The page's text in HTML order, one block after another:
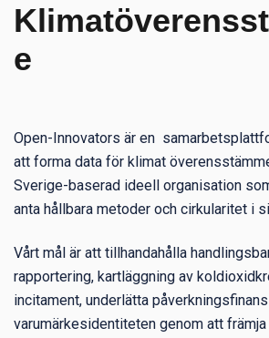
e
Open-Innovators är en
att forma data för klimat
Sverige-baserad ideell organisation
anta hållbara metoder och cirkularitet i
Vårt mål är att tillhandahålla
rapportering, kartläggning av
incitament, underlätta
varumärkesidentiteten genom att